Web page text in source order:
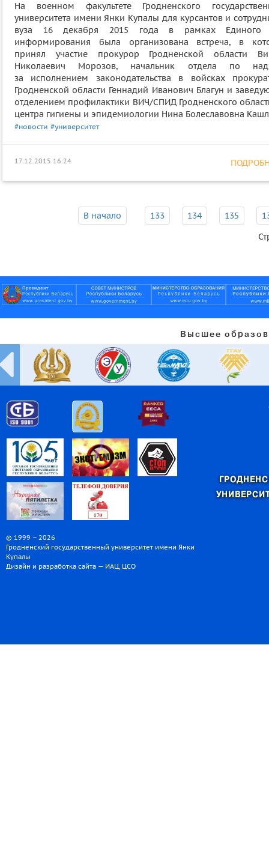
На военном факультете Гродненского
университета имени Янки Купалы для курсантов и
вуза 16 декабря 2015 года в рамках Единого
информирования была организована встреча, в
принял участие прокурор Гродненской области
Николаевич Морозов, начальник отдела по
за исполнением законодательства в войсках
Гродненской области Геннадий Иванович Благун и
отделением профилактики ВИЧ/СПИД Гродненского
центра гигиены и эпидемиологии Нина Болеславовна
#новости #университет
17.12.2015 16:24
В начало 133 134 135
Высшее
© 1999 – 2026
Гродненский государственный университет имени Янки
Купалы
Дизайн и разработка сайта — ИАЦ, ЦСО